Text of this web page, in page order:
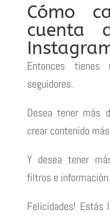
Cómo
cuenta
Entonces
seguidores.
Desea tener más
crear contenido
Y desea tener
filtros e
Felicidades! Estás